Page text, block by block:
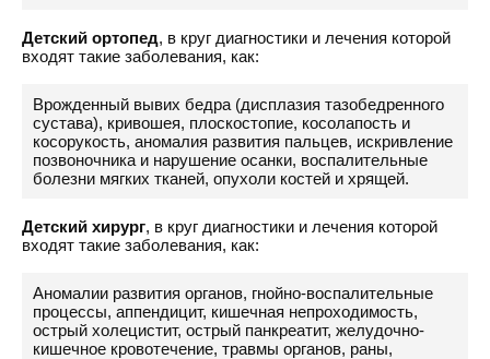
Детский ортопед, в круг диагностики и лечения которой
входят такие заболевания, как:
Врожденный вывих бедра (дисплазия тазобедренного
сустава), кривошея, плоскостопие, косолапость и
косорукость, аномалия развития пальцев, искривление
позвоночника и нарушение осанки, воспалительные
болезни мягких тканей, опухоли костей и хрящей.
Детский хирург, в круг диагностики и лечения которой
входят такие заболевания, как:
Аномалии развития органов, гнойно-воспалительные
процессы, аппендицит, кишечная непроходимость,
острый холецистит, острый панкреатит, желудочно-
кишечное кровотечение, травмы органов, раны,